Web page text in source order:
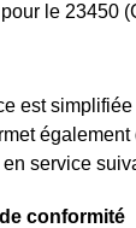
le 23450
est
service
conformité